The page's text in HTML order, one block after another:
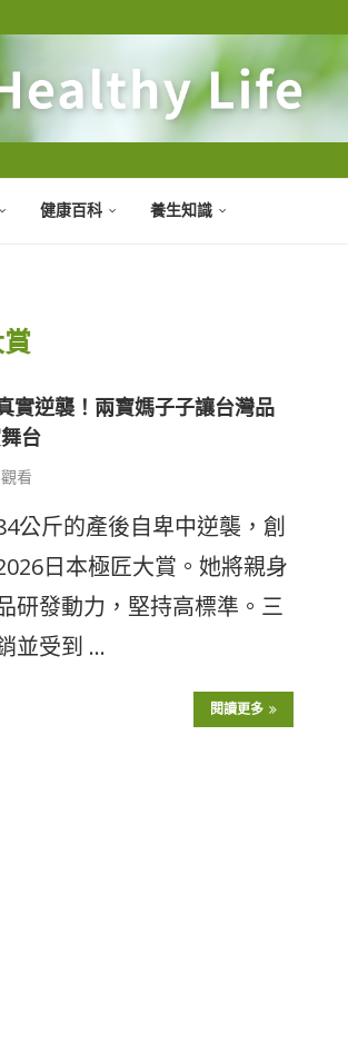
健康百科 養生知識
實逆襲！兩寶媽子子讓台灣品
台
看
公斤的產後自卑中逆襲，創
日本極匠大賞。她將親身
研發動力，堅持高標準。三
並受到 …
閱讀更多